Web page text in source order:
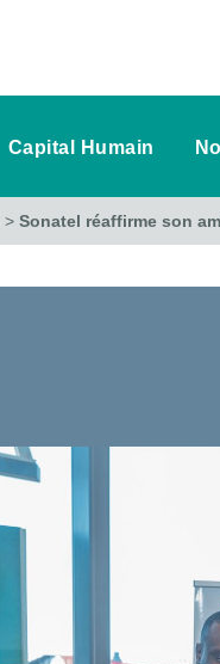
Capital Humain
> Sonatel réaffirme son